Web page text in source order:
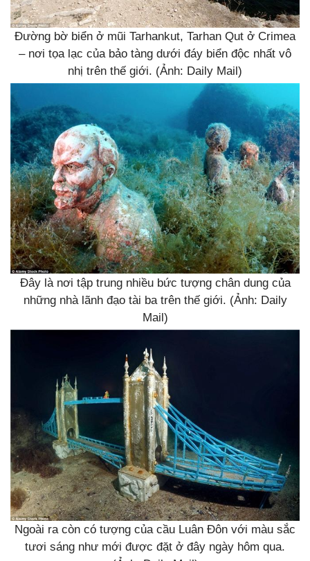
Đường bờ biển ở mũi Tarhankut, Tarhan Qut ở Crimea
– nơi tọa lạc của bảo tàng dưới đáy biển độc nhất vô
nhị trên thế giới. (Ảnh: Daily Mail)
Đây là nơi tập trung nhiều bức tượng chân dung của
những nhà lãnh đạo tài ba trên thế giới. (Ảnh: Daily
Mail)
Ngoài ra còn có tượng của cầu Luân Đôn với màu sắc
tươi sáng như mới được đặt ở đây ngày hôm qua.